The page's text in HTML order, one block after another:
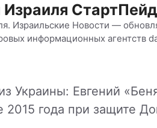
Израиля
Израильские Новости —
информационных агентств
Украины: Евгений
2015 года при защите